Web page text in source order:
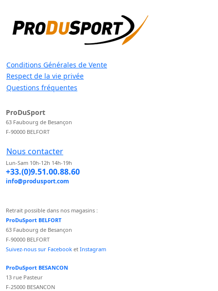
Conditions Générales de Vente
Respect de la vie privée
Questions fréquentes
ProDuSport
63 Faubourg de Besançon
F-90000 BELFORT
Nous contacter
Lun-Sam 10h-12h 14h-19h
+33.(0)9.51.00.88.60
info@produsport.com
Retrait possible dans nos magasins :
ProDuSport BELFORT
63 Faubourg de Besançon
F-90000 BELFORT
Suivez-nous sur Facebook et Instagram
ProDuSport BESANCON
13 rue Pasteur
F-25000 BESANCON